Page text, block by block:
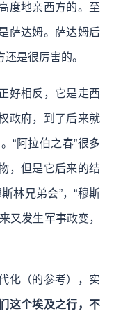
度地亲西方的。至
萨达姆。萨达姆后
是很厉害的。
好相反，它是走西
政府，到了后来就
。“阿拉伯之春”很多
，但是它后来的结
林兄弟会”，“穆斯
又发生军事政变，
化（的参考），实
这个埃及之行，不